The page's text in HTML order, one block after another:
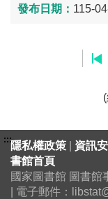
115-
:::隱私權政策 資訊
書館首頁
國家圖書館 圖書館
| 電子郵件：